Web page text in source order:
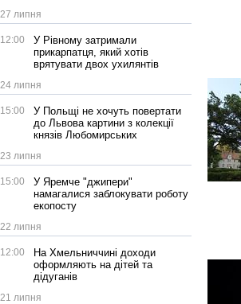
27 липня
12:00
У Рівному затримали
прикарпатця, який хотів
врятувати двох ухилянтів
24 липня
15:00
У Польщі не хочуть повертати
до Львова картини з колекції
князів Любомирських
23 липня
15:00
У Яремче "джипери"
намагалися заблокувати роботу
екопосту
22 липня
12:00
На Хмельниччині доходи
оформляють на дітей та
дідуганів
21 липня